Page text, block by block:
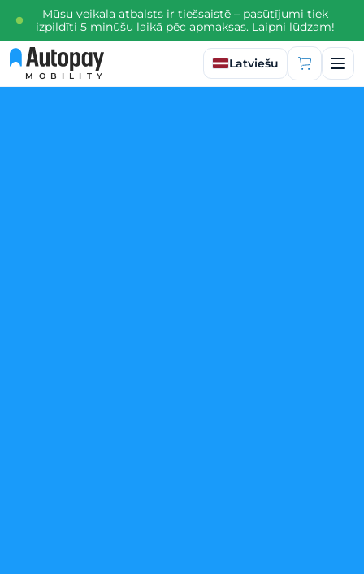
Mūsu veikala atbalsts ir tiešsaistē – pasūtījumi tiek
izpildīti 5 minūšu laikā pēc apmaksas. Laipni lūdzam!
MOBILITY
Izvēlēties valodu
Latviešu